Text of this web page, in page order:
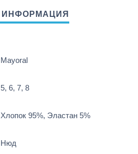
Mayoral
5, 6, 7, 8
Хлопок 95%, Эластан 5%
Нюд